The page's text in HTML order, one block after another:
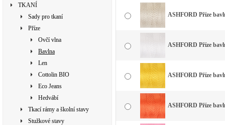
TKANÍ
Sady pro tkaní
Příze
Ovčí vlna
Bavlna
Len
Cottolin BIO
Eco Jeans
Hedvábí
Tkací rámy a školní stavy
Stužkové stavy
ASHFORD Příze
ASHFORD Příze
ASHFORD Příze
ASHFORD Příze